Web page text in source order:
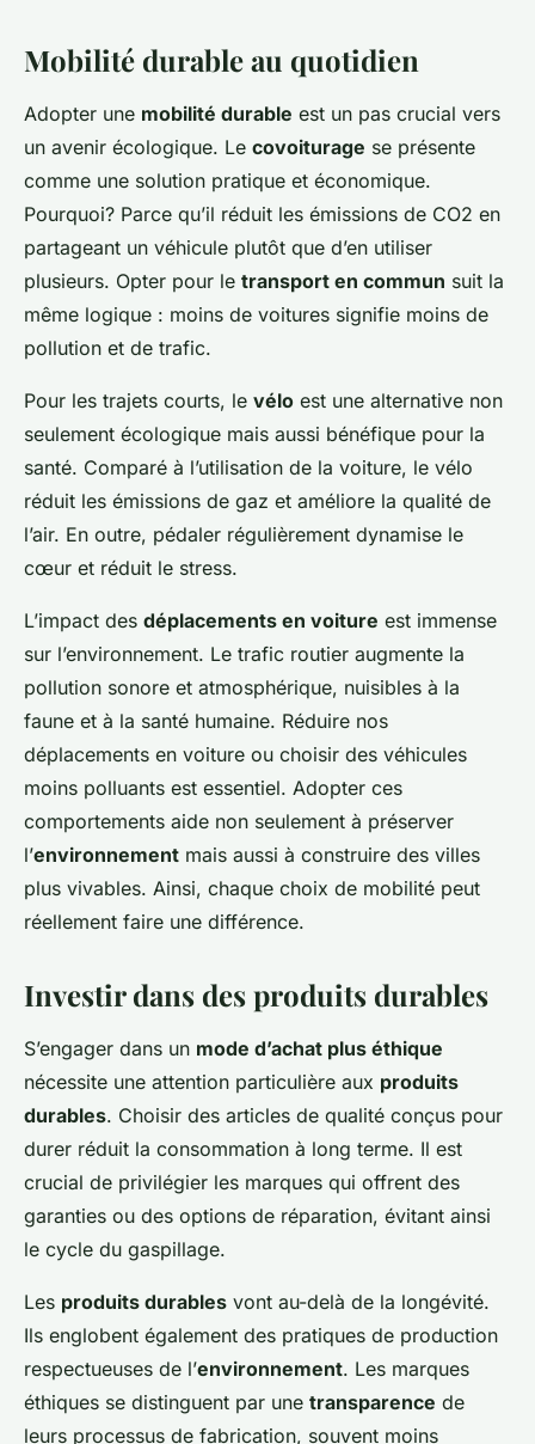
Mobilité durable au quotidien
Adopter une mobilité durable est un pas crucial vers
un avenir écologique. Le covoiturage se présente
comme une solution pratique et économique.
Pourquoi? Parce qu’il réduit les émissions de CO2 en
partageant un véhicule plutôt que d’en utiliser
plusieurs. Opter pour le transport en commun suit la
même logique : moins de voitures signifie moins de
pollution et de trafic.
Pour les trajets courts, le vélo est une alternative non
seulement écologique mais aussi bénéfique pour la
santé. Comparé à l’utilisation de la voiture, le vélo
réduit les émissions de gaz et améliore la qualité de
l’air. En outre, pédaler régulièrement dynamise le
cœur et réduit le stress.
L’impact des déplacements en voiture est immense
sur l’environnement. Le trafic routier augmente la
pollution sonore et atmosphérique, nuisibles à la
faune et à la santé humaine. Réduire nos
déplacements en voiture ou choisir des véhicules
moins polluants est essentiel. Adopter ces
comportements aide non seulement à préserver
l’environnement mais aussi à construire des villes
plus vivables. Ainsi, chaque choix de mobilité peut
réellement faire une différence.
Investir dans des produits durables
S’engager dans un mode d’achat plus éthique
nécessite une attention particulière aux produits
durables. Choisir des articles de qualité conçus pour
durer réduit la consommation à long terme. Il est
crucial de privilégier les marques qui offrent des
garanties ou des options de réparation, évitant ainsi
le cycle du gaspillage.
Les produits durables vont au-delà de la longévité.
Ils englobent également des pratiques de production
respectueuses de l’environnement. Les marques
éthiques se distinguent par une transparence de
leurs processus de fabrication, souvent moins